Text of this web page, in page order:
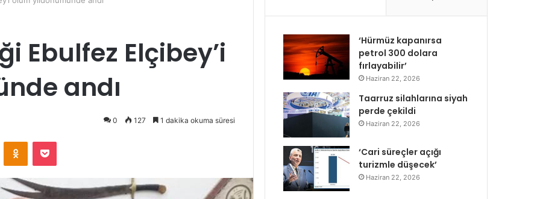
Ebulfez Elçibey’i
andı
0 127 1 dakika okuma süresi
Odnoklassniki
Pocket
‘Hürmüz kapanırsa
petrol 300 dolara
fırlayabilir’
Haziran 22, 2026
Taarruz silahlarına siyah
perde çekildi
Haziran 22, 2026
‘Cari süreçler açığı
turizmle düşecek’
Haziran 22, 2026